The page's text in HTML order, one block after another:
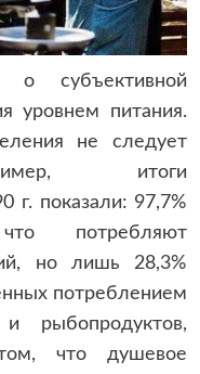
субъективной
уровнем питания.
не следует
итоги
г. показали: 97,7%
потребляют
но лишь 28,3%
потреблением
рыбопродуктов,
что душевое